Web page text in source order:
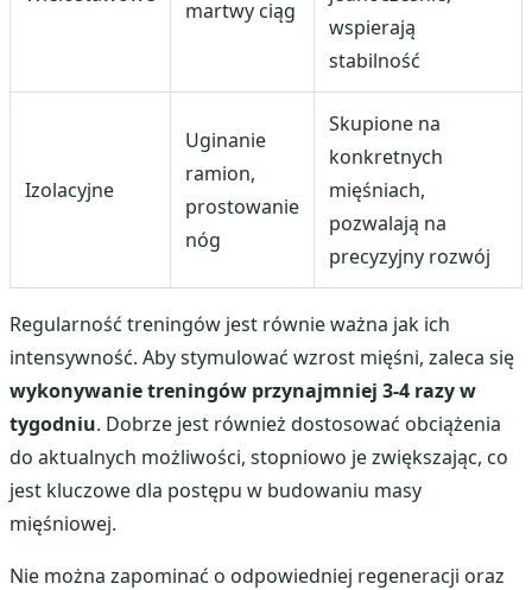
martwy ciąg
wspierają
stabilność
Izolacyjne
Uginanie
ramion,
prostowanie
nóg
Skupione na
konkretnych
mięśniach,
pozwalają na
precyzyjny rozwój
Regularność treningów jest równie ważna jak ich
intensywność. Aby stymulować wzrost mięśni, zaleca się
wykonywanie treningów przynajmniej 3-4 razy w
tygodniu. Dobrze jest również dostosować obciążenia
do aktualnych możliwości, stopniowo je zwiększając, co
jest kluczowe dla postępu w budowaniu masy
mięśniowej.
Nie można zapominać o odpowiedniej regeneracji oraz